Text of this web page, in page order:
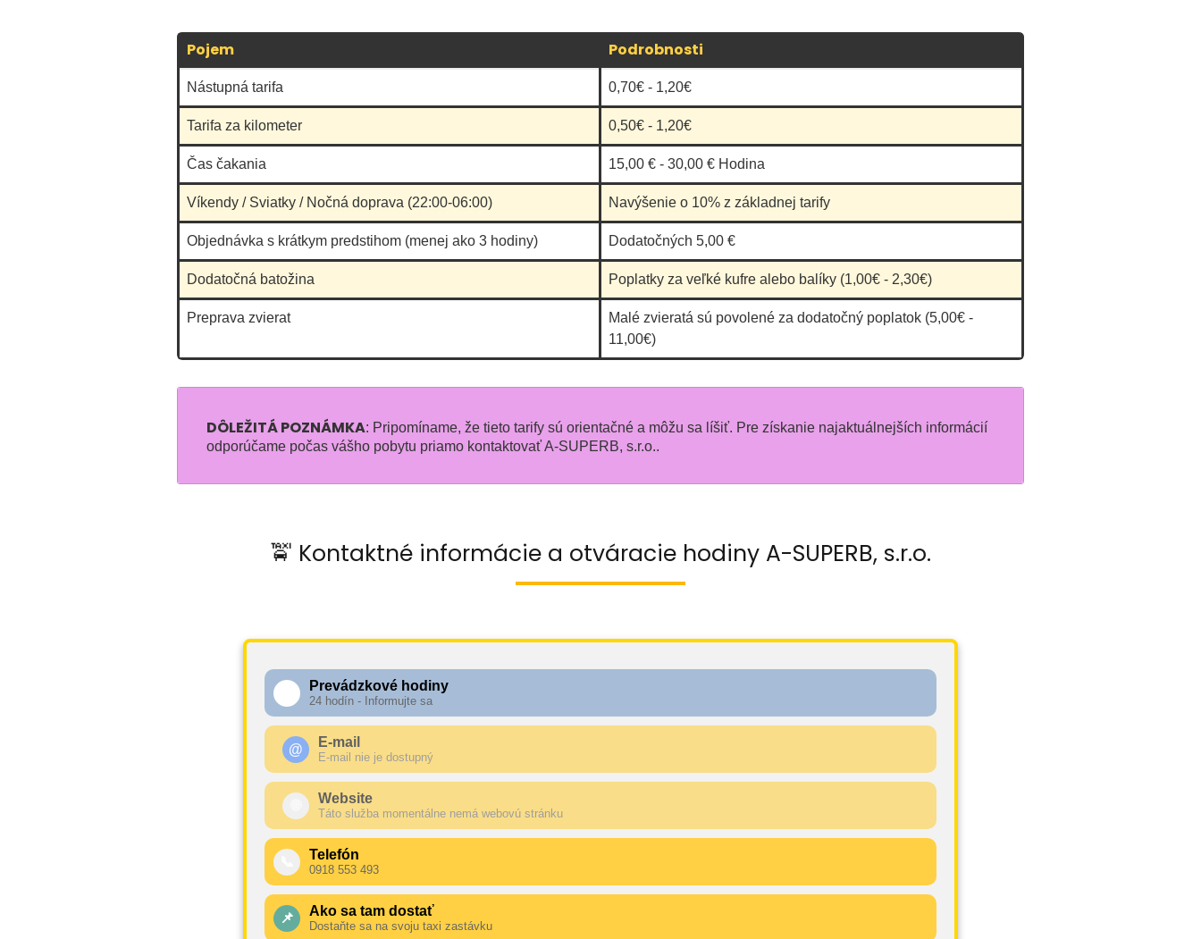
Pojem Podrobnosti
Nástupná tarifa 0,70€ - 1,20€
Tarifa za kilometer 0,50€ - 1,20€
Čas čakania 15,00 € - 30,00 € Hodina
Víkendy / Sviatky / Nočná doprava (22:00-06:00) Navýšenie o 10% z základnej tarify
Objednávka s krátkym predstihom (menej ako 3 hodiny) Dodatočných 5,00 €
Dodatočná batožina Poplatky za veľké kufre alebo balíky (1,00€ - 2,30€)
Preprava zvierat
Malé zvieratá sú povolené za dodatočný poplatok (5,00€ -
11,00€)
DÔLEŽITÁ POZNÁMKA: Pripomíname, že tieto tarify sú orientačné a môžu sa líšiť. Pre získanie najaktuálnejších informácií
odporúčame počas vášho pobytu priamo kontaktovať A-SUPERB, s.r.o..
🚖 Kontaktné informácie a otváracie hodiny A-SUPERB, s.r.o.
Prevádzkové hodiny
24 hodín - Informujte sa
@ E-mail
E-mail nie je dostupný
Website
Táto služba momentálne nemá webovú stránku
Telefón
0918 553 493
📌 Ako sa tam dostať
Dostaňte sa na svoju taxi zastávku